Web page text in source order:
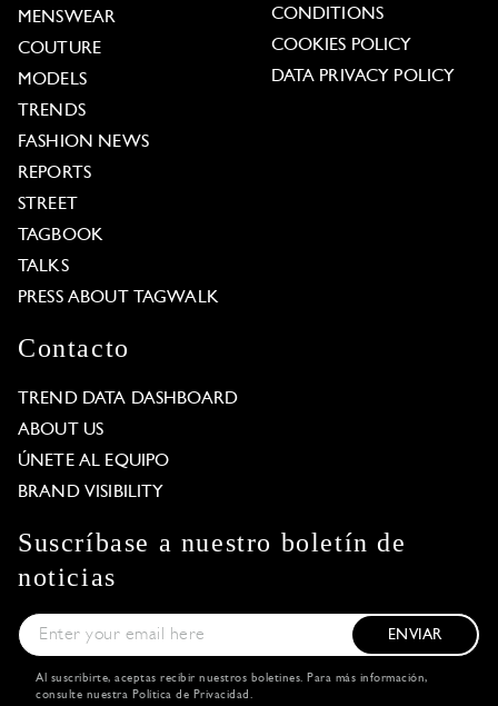
MENSWEAR
COUTURE
MODELS
TRENDS
FASHION NEWS
REPORTS
STREET
TAGBOOK
TALKS
PRESS ABOUT TAGWALK
CONDITIONS
COOKIES POLICY
DATA PRIVACY POLICY
Contacto
TREND DATA DASHBOARD
ABOUT US
ÚNETE AL EQUIPO
BRAND VISIBILITY
Suscríbase a nuestro boletín de
noticias
ENVIAR
Al suscribirte, aceptas recibir nuestros boletines. Para más información,
consulte nuestra Política de Privacidad .